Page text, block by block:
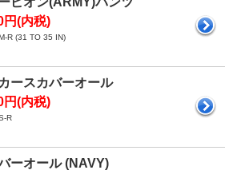
円(内税)
R (31 TO 35 IN)
ースカバーオール
円(内税)
R
ーオール (NAVY)